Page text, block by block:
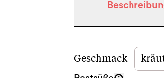
Beschreibung
Geschmack